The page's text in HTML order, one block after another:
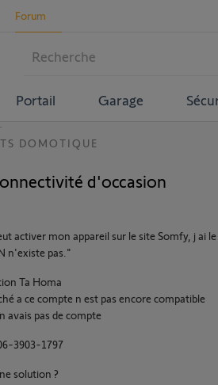
Forum
Portail Garage
DOMOTIQUE
d'occasion
activer mon appareil sur le site Somfy, j ai
n'existe pas."
Ta Homa
a ce compte n est pas encore compatible
avais pas de compte
3903-1797
solution ?